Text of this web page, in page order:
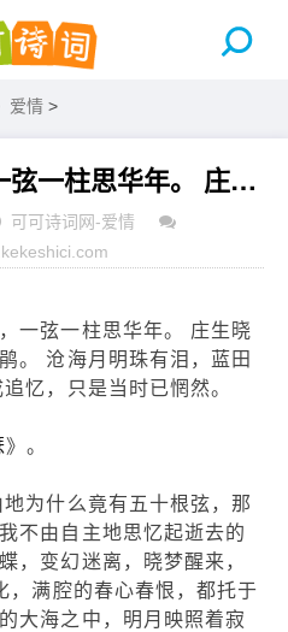
爱情 >
锦瑟无端五十弦，一弦一柱思华年。 庄生晓梦迷蝴蝶，望帝春心托杜鹃。 沧海月明珠有泪，蓝田日暖玉生烟。 此情可待成追忆，只是当时已惘然。
可可诗词网-爱情
一弦一柱思华年。 庄生晓
。 沧海月明珠有泪，蓝田
忆，只是当时已惘然。
》。
地为什么竟有五十根弦，那
不由自主地思忆起逝去的
，变幻迷离，晓梦醒来，
，满腔的春心春恨，都托于
大海之中，明月映照着寂